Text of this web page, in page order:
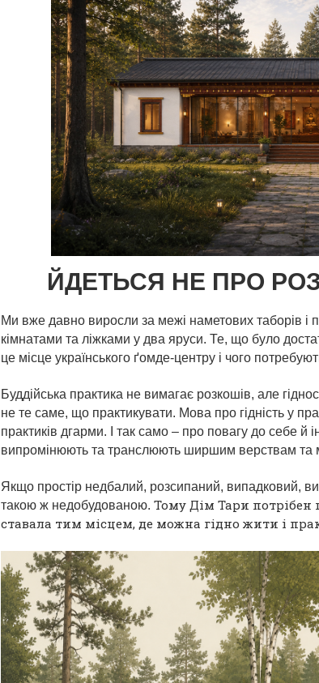
ЙДЕТЬСЯ НЕ ПРО
Ми вже давно виросли за межі наметових таборів і
кімнатами та ліжками у два яруси. Те, що було
це місце українського ґомде-центру і чого
Буддійська практика не вимагає розкошів, але
не те саме, що практикувати. Мова про гідність у
практиків дгарми. І так само – про повагу до себе й
випромінюють та транслюють ширшим верствам та
Якщо простір недбалий, розсипаний, випадковий,
такою ж недобудованою. Тому Дім Тари потрібен
ставала тим місцем, де можна гідно жити і